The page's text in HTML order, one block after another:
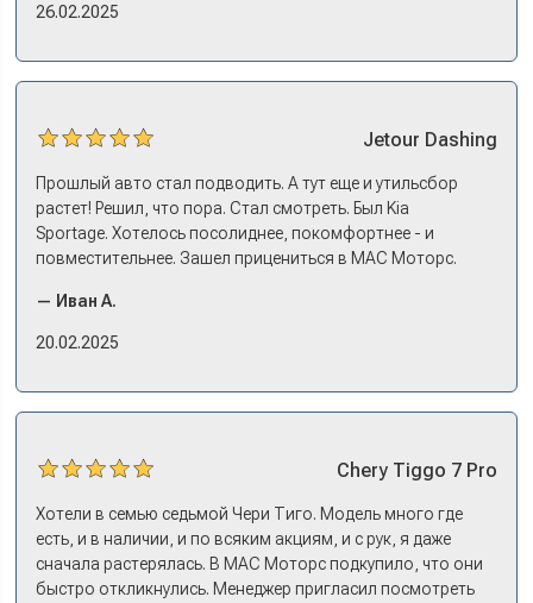
26.02.2025
Jetour Dashing
Прошлый авто стал подводить. А тут еще и утильсбор
растет! Решил, что пора. Стал смотреть. Был Kia
Sportage. Хотелось посолиднее, покомфортнее - и
повместительнее. Зашел прицениться в МАС Моторс.
и прям мое! Даже не скажешь, что «китаец». Прям не
вылезая из него и порешали. Спортэйдж в трейд-ин
— Иван А.
20.02.2025
Chery Tiggo 7 Pro
Хотели в семью седьмой Чери Тиго. Модель много где
есть, и в наличии, и по всяким акциям, и с рук, я даже
сначала растерялась. В МАС Моторс подкупило, что они
быстро откликнулись. Менеджер пригласил посмотреть